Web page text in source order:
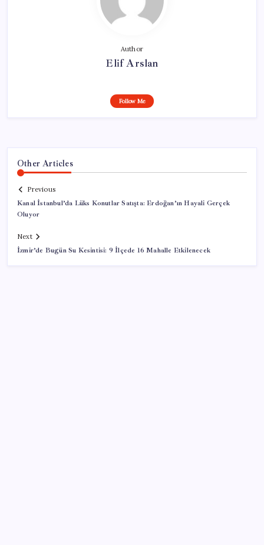
Author
Elif Arslan
Follow Me
Other Articles
Previous
Kanal İstanbul’da Lüks Konutlar Satışta: Erdoğan’ın Hayali Gerçek
Oluyor
Next
İzmir’de Bugün Su Kesintisi: 9 İlçede 16 Mahalle Etkilenecek